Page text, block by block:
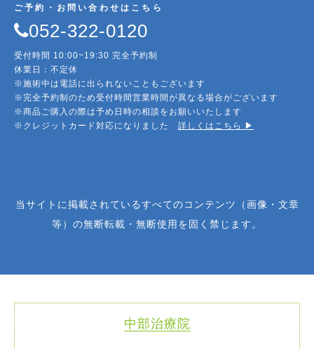
ご予約・お問い合わせはこちら
052-322-0120
受付時間 10:00~19:30 完全予約制
休業日：不定休
※施術中は電話に出られないこともございます
※完全予約制のため受付時間営業時間が異なる場合がございます
※商品ご購入の際は予め日時の相談をお願いいたします
※クレジットカード対応になりました 詳しくはこちら ▶︎
当サイトに掲載されているすべてのコンテンツ（画像・文章
等）の無断転載・無断使用を固く禁じます。
中部治療院